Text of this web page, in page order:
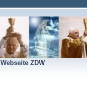
Webseite ZDW